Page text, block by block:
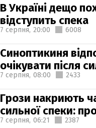
В Україні дещо
відступить спека
7 серпня, 20:00 6008
Синоптикиня
очікувати після
7 серпня, 08:00 2433
Грози накриють
сильної спеки:
7 серпня, 06:21 2387